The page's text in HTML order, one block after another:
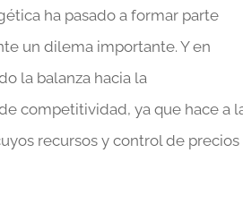
ha pasado a formar parte
un dilema importante. Y en
la balanza hacia la
competitividad, ya que hace a
recursos y control de precios